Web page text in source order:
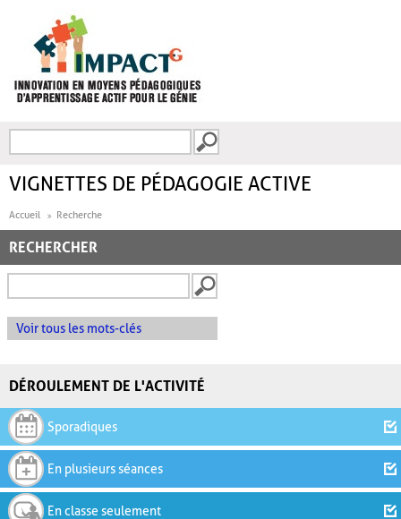
FORMULAIRE DE
VIGNETTES DE PÉDAGOGIE ACTIVE
Accueil Recherche
RECHERCHER
Voir tous les mots-clés
DÉROULEMENT DE L'ACTIVITÉ
Sporadiques
En plusieurs séances
En classe seulement